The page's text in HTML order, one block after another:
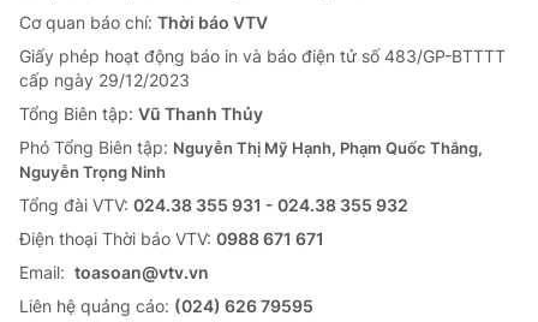
Cơ quan báo chí: Thời báo VTV
Giấy phép hoạt động báo in và báo điện tử số 483/GP-BTTTT
cấp ngày 29/12/2023
Tổng Biên tập: Vũ Thanh Thủy
Phó Tổng Biên tập: Nguyễn Thị Mỹ Hạnh, Phạm Quốc Thắng,
Nguyễn Trọng Ninh
Tổng đài VTV: 024.38 355 931 - 024.38 355 932
Ðiện thoại Thời báo VTV: 0988 671 671
Email: toasoan@vtv.vn
Liên hệ quảng cáo: (024) 626 79595